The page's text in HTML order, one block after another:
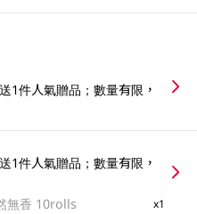
1件人氣贈品；數量有限，
1件人氣贈品；數量有限，
無香 10rolls x1